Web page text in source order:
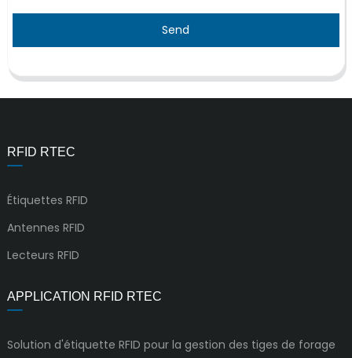
Send
RFID RTEC
Étiquettes RFID
Antennes RFID
Lecteurs RFID
APPLICATION RFID RTEC
Solution d'étiquette RFID pour la gestion des tiges de forage